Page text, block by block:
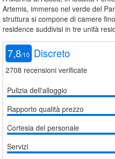
Artemis, immerso nel verde del
struttura si compone di camere
residence suddivisi in tre unità
7,8/10 Discreto
2708 recensioni verificate
Pulizia dell'alloggio
Rapporto qualità prezzo
Cortesia del personale
Servizi